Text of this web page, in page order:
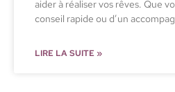
aider à réaliser vos rêves. Que
conseil rapide ou d’un
LIRE LA SUITE »